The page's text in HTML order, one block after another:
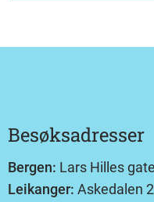
Besøksadresser
Bergen: Lars Hilles
Leikanger: Askedalen 2